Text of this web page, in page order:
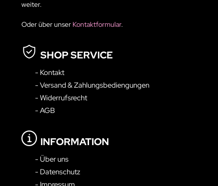
weiter.
Oder über unser Kontaktformular.
SHOP SERVICE
- Kontakt
- Versand & Zahlungsbediengungen
- Widerrufsrecht
- AGB
INFORMATION
- Über uns
- Datenschutz